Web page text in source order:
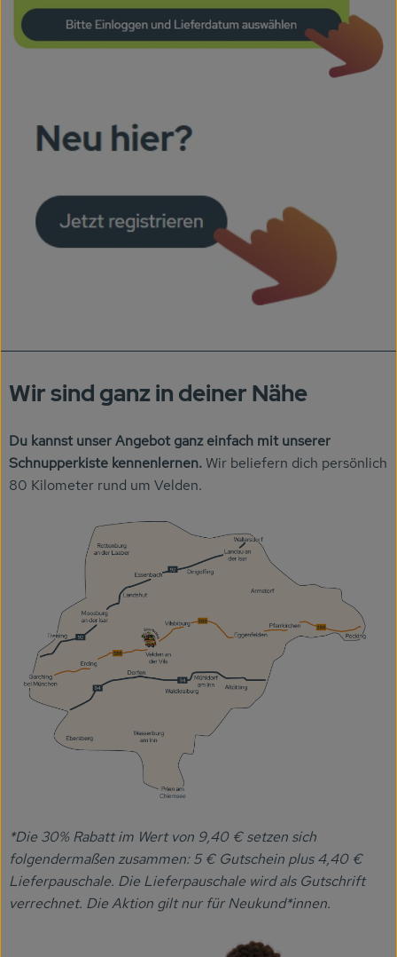
Wir sind ganz in deiner Nähe
Du kannst unser Angebot ganz einfach mit unserer
Schnupperkiste kennenlernen. Wir beliefern dich persönlich
80 Kilometer rund um Velden.
*Die 30% Rabatt im Wert von 9,40 € setzen sich
folgendermaßen zusammen: 5 € Gutschein plus 4,40 €
Lieferpauschale. Die Lieferpauschale wird als Gutschrift
verrechnet. Die Aktion gilt nur für Neukund*innen.